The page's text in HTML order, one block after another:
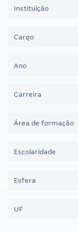
Instituição
Cargo
Ano
Carreira
Área de formação
Escolaridade
Esfera
UF